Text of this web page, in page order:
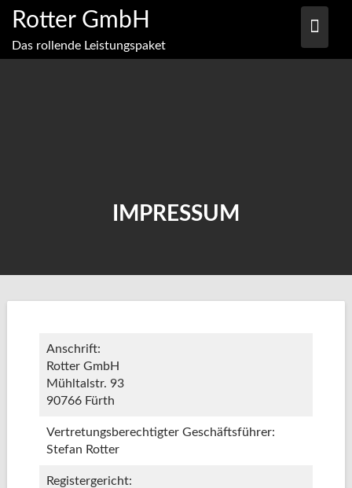
Skip
content
Rotter GmbH
Das rollende Leistungspaket
IMPRESSUM
Anschrift:
Rotter GmbH
Mühltalstr. 93
90766 Fürth
Vertretungsberechtigter Geschäftsführer:
Stefan Rotter
Registergericht: